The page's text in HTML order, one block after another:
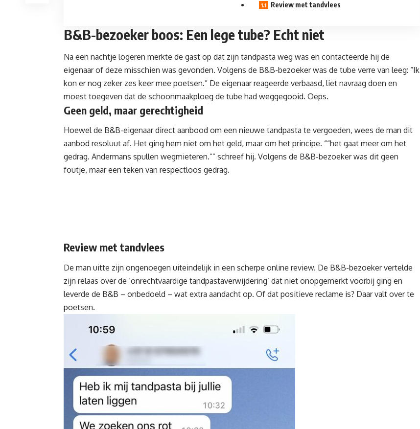
Review met tandvlees
B&B-bezoeker boos: Een lege tube? Echt niet
Na een nachtje logeren merkte de gast op dat zijn tandpasta weg was en contacteerde hij de
eigenaar of deze misschien was gevonden. Volgens de B&B-bezoeker was de tube verre van leeg: “Ik
kon er nog zeker zes keer mee poetsen.” De eigenaar reageerde verbaasd, liet navraag doen en
moest toegeven dat de schoonmaakploeg de tube had weggegooid. Oeps.
Geen geld, maar gerechtigheid
Hoewel de B&B-eigenaar direct aanbood om een nieuwe tandpasta te vergoeden, wees de man dit
aanbod resoluut af. Het ging hem niet om het geld, maar om het principe. ““het gaat meer om het
gedrag. Andermans spullen wegmieteren.”” schreef hij. Volgens de B&B-bezoeker was dit geen
foutje, maar een teken van respectloos gedrag.
Review met tandvlees
De man uitte zijn ongenoegen uiteindelijk in een scherpe online review. De B&B-bezoeker vertelde
zijn relaas over de ‘onrechtvaardige tandpastaverwijdering’ dat niet onopgemerkt voorbij ging en
leverde de B&B – onbedoeld – wat extra aandacht op. Of dat positieve reclame is? Daar valt over te
poetsen.